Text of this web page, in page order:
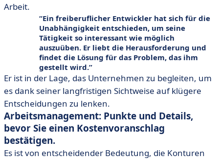
Arbeit.
Ein freiberuflicher Entwickler hat sich für die
Unabhängigkeit entschieden, um seine
Tätigkeit so interessant wie möglich
auszuüben. Er liebt die Herausforderung und
findet die Lösung für das Problem, das ihm
gestellt wird.
Er ist in der Lage, das Unternehmen zu begleiten, um
es dank seiner langfristigen Sichtweise auf klügere
Entscheidungen zu lenken.
Arbeitsmanagement: Punkte und Details,
bevor Sie einen Kostenvoranschlag
bestätigen.
Es ist von entscheidender Bedeutung, die Konturen